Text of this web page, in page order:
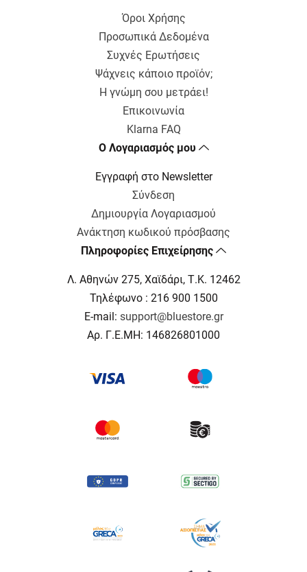
Όροι Χρήσης
Προσωπικά Δεδομένα
Συχνές Ερωτήσεις
Ψάχνεις κάποιο προϊόν;
Η γνώμη σου μετράει!
Επικοινωνία
Klarna FAQ
Ο Λογαριασμός μου
Εγγραφή στο Newsletter
Σύνδεση
Δημιουργία Λογαριασμού
Ανάκτηση κωδικού πρόσβασης
Πληροφορίες Επιχείρησης
Λ. Αθηνών 275, Χαϊδάρι, Τ.Κ. 12462
Τηλέφωνο : 216 900 1500
E-mail: support@bluestore.gr
Αρ. Γ.Ε.ΜΗ: 146826801000